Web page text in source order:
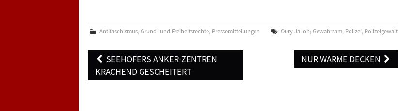
Antifaschismus,Grund- und Freiheitsrechte, Pressemitteilungen Oury Jalloh; Gewahrsam, Polizei, Polizeigewalt
Post
navigation
SEEHOFERS ANKER-ZENTREN
KRACHEND GESCHEITERT
NUR WARME DECKEN